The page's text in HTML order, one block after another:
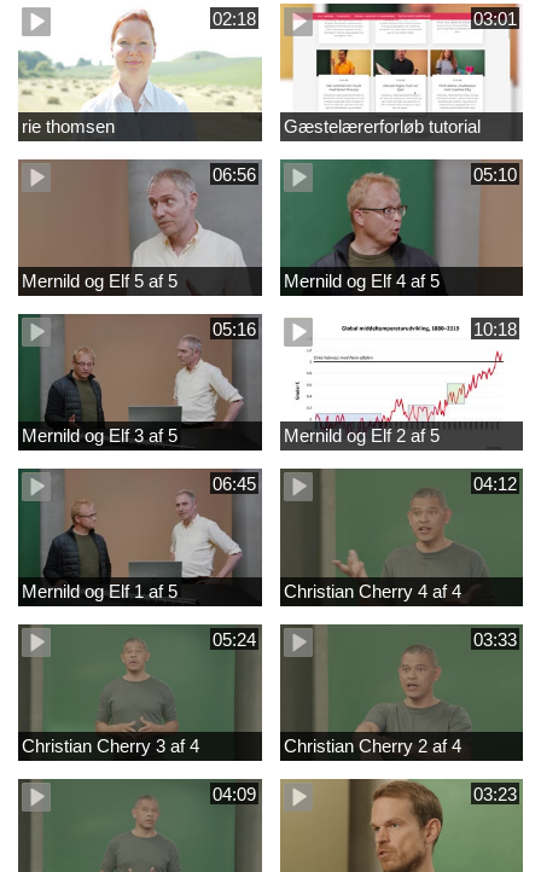
02:18
rie thomsen
03:01
Gæstelærerforløb tutorial
06:56
Mernild og Elf 5 af 5
05:10
Mernild og Elf 4 af 5
05:16
Mernild og Elf 3 af 5
10:18
Mernild og Elf 2 af 5
06:45
Mernild og Elf 1 af 5
04:12
Christian Cherry 4 af 4
05:24
Christian Cherry 3 af 4
03:33
Christian Cherry 2 af 4
04:09 03:23